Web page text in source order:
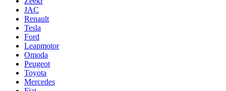
JAC
Renault
Tesla
Ford
Leapmotor
Omoda
Peugeot
Toyota
Mercedes